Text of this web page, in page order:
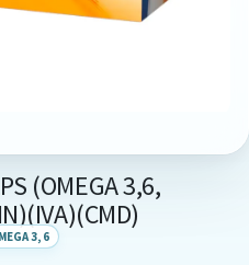
(OMEGA 3,6,
3, 6